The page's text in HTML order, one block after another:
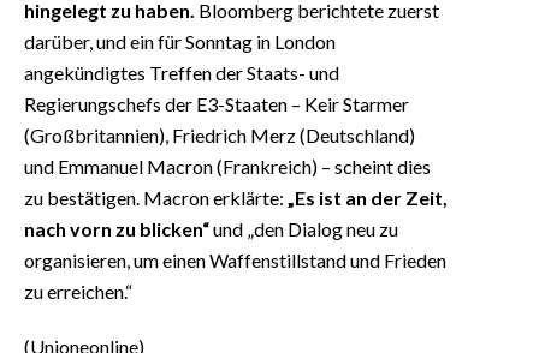
hingelegt zu haben. Bloomberg berichtete zuerst
darüber, und ein für Sonntag in London
angekündigtes Treffen der Staats- und
Regierungschefs der E3-Staaten – Keir Starmer
(Großbritannien), Friedrich Merz (Deutschland)
und Emmanuel Macron (Frankreich) – scheint dies
zu bestätigen. Macron erklärte: „Es ist an der Zeit,
nach vorn zu blicken“und „den Dialog neu zu
organisieren, um einen Waffenstillstand und Frieden
zu erreichen.“
(Unioneonline)